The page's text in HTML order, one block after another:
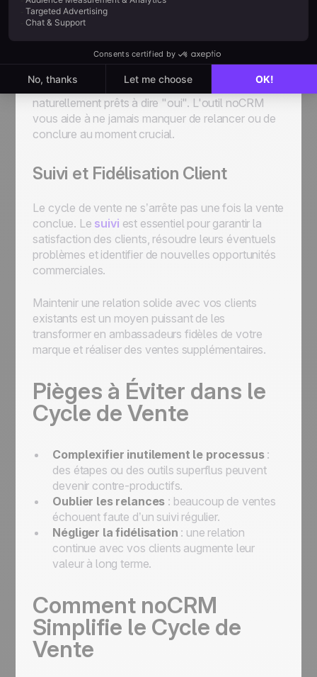
ses fruits. Cela peut prendre la forme d’un accord
verbal, d’une signature de contrat ou d’un
paiement.
Quand toutes les étapes précédentes ont été
correctement réalisées, vos prospects seront
naturellement prêts à dire "oui". L'outil noCRM
vous aide à ne jamais manquer de relancer ou de
conclure au moment crucial.
Suivi et Fidélisation Client
Le cycle de vente ne s’arrête pas une fois la vente
conclue. Le suivi est essentiel pour garantir la
satisfaction des clients, résoudre leurs éventuels
problèmes et identifier de nouvelles opportunités
commerciales.
Maintenir une relation solide avec vos clients
existants est un moyen puissant de les
transformer en ambassadeurs fidèles de votre
marque et réaliser des ventes supplémentaires.
Pièges à Éviter dans le
Cycle de Vente
Complexifier inutilement le processus:
des étapes ou des outils superflus peuvent
devenir contre-productifs.
Oublier les relances : beaucoup de ventes
échouent faute d’un suivi régulier.
Négliger la fidélisation : une relation
continue avec vos clients augmente leur
valeur à long terme.
Comment noCRM
Simplifie le Cycle de
Vente